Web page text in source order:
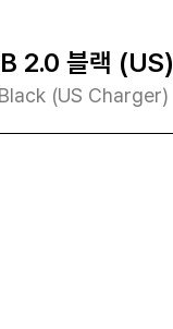
2.0 블랙 (US)
(US Charger)